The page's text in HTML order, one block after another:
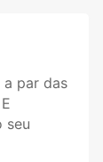
a par das
seu